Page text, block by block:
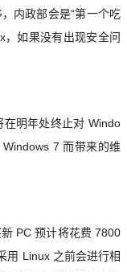
内政部会是“第一个吃
，如果没有出现安全问
明年处终止对 Windo
7 而带来的维
PC 预计将花费 7800
用 Linux 之前会进行相